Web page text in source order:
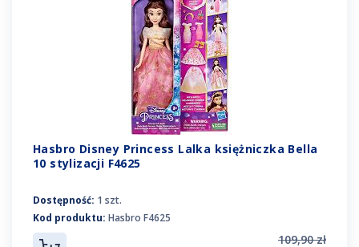
Hasbro Disney Princess Lalka księżniczka Bella
10 stylizacji F4625
Dostępność: 1 szt.
Kod produktu: Hasbro F4625
109,90 zł